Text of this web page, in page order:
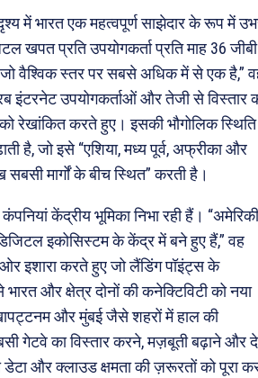
में भारत एक महत्वपूर्ण साझेदार के रूप में
खपत प्रति उपयोगकर्ता प्रति माह 36
वैश्विक स्तर पर सबसे अधिक में से एक है,”
इंटरनेट उपयोगकर्ताओं और तेजी से विस्तार
रेखांकित करते हुए। इसकी भौगोलिक स्थिति
है, जो इसे “एशिया, मध्य पूर्व, अफ्रीका और
मार्गों के बीच स्थित” करती है।
केंद्रीय भूमिका निभा रही हैं। “अमेरिकी
इकोसिस्टम के केंद्र में बने हुए हैं,” वह
इशारा करते हुए जो लैंडिंग पॉइंट्स के
और क्षेत्र दोनों की कनेक्टिविटी को नया
और मुंबई जैसे शहरों में हाल की
गेटवे का विस्तार करने, मज़बूती बढ़ाने और
और क्लाउड क्षमता की ज़रूरतों को पूरा